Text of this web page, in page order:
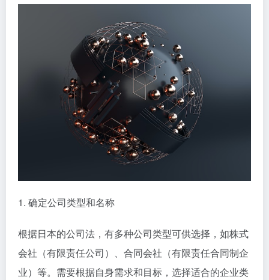
1. 确定公司类型和名称
根据日本的公司法，有多种公司类型可供选择，如株式
会社（有限责任公司）、合同会社（有限责任合同制企
业）等。需要根据自身需求和目标，选择适合的企业类